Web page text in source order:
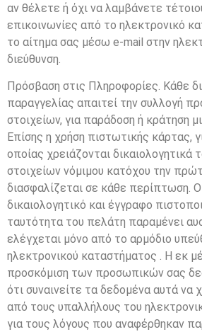
αν θέλετε ή όχι να λαμβάνετε
επικοινωνίες από το ηλεκτρονικό
το αίτημα σας μέσω e-mail στην
διεύθυνση.
Πρόσβαση στις Πληροφορίες. Κάθε
παραγγελίας απαιτεί την συλλογή
στοιχείων, για παράδοση ή κράτηση
Επίσης η χρήση πιστωτικής κάρτας,
οποίας χρειάζονται δικαιολογητικά
στοιχείων νόμιμου κατόχου την
διασφαλίζεται σε κάθε περίπτωση.
δικαιολογητικό και έγγραφο
ταυτότητα του πελάτη παραμένει
ελέγχεται μόνο από το αρμόδιο
ηλεκτρονικού καταστήματος . Η εκ
προσκόμιση των προσωπικών σας
ότι συναινείτε τα δεδομένα αυτά να
από τους υπαλλήλους του
για τους λόγους που αναφέρθηκαν